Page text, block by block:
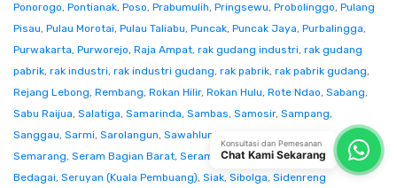
Ponorogo, Pontianak, Poso, Prabumulih, Pringsewu, Probolinggo, Pulang
Pisau, Pulau Morotai, Pulau Taliabu, Puncak, Puncak Jaya, Purbalingga,
Purwakarta, Purworejo, Raja Ampat, rak gudang industri, rak gudang
pabrik, rak industri, rak industri gudang, rak pabrik, rak pabrik gudang,
Rejang Lebong, Rembang, Rokan Hilir, Rokan Hulu, Rote Ndao, Sabang,
Sabu Raijua, Salatiga, Samarinda, Sambas, Samosir, Sampang,
Sanggau, Sarmi, Sarolangun, Sawahlunto
Semarang, Seram Bagian Barat, Seram Bagian Timur,Serang
Serdang
Bedagai, Seruyan (Kuala Pembuang), Siak, Sibolga, Sidenreng
Konsultasi dan Pemesanan
Chat Kami Sekarang